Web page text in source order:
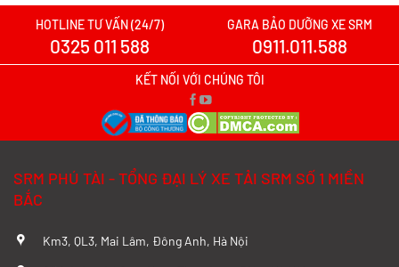
Xem chi tiết >>
Xe tải SRM T20A vs TQ Wuling N300P:
Nên xuống tiền cho mẫu xe nào?
Xem chi tiết >>
K01S Từ A–Z
HOTLINE TƯ VẤN (24/7)
0325 011 588
GARA BẢO DƯỠNG XE SRM
0911.011.588
KẾT NỐI VỚI CHÚNG TÔI
SRM PHÚ TÀI - TỔNG ĐẠI LÝ XE TẢI SRM SỐ 1 MIỀN
BẮC
Km3, QL3, Mai Lâm, Đông Anh, Hà Nội